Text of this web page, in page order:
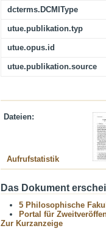
dcterms.DCMIType
utue.publikation.typ
utue.opus.id
utue.publikation.source
Dateien:
Aufrufstatistik
Das Dokument
5 Philosophische
Portal für
Zur Kurzanzeige